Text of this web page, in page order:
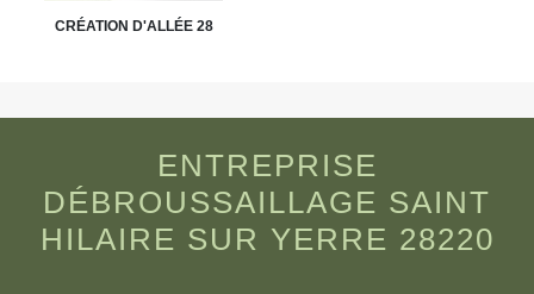
CRÉATION D'ALLÉE 28
ENTREPRISE
DÉBROUSSAILLAGE SAINT
HILAIRE SUR YERRE 28220